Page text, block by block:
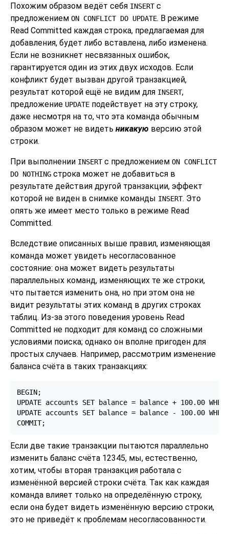
Похожим образом ведёт себя INSERTс
предложением ON CONFLICT DO UPDATE. В режиме
Read Committed каждая строка, предлагаемая для
добавления, будет либо вставлена, либо изменена.
Если не возникнет несвязанных ошибок,
гарантируется один из этих двух исходов. Если
конфликт будет вызван другой транзакцией,
результат которой ещё не видим для INSERT,
предложение UPDATE подействует на эту строку,
даже несмотря на то, что эта команда обычным
образом может не видеть никакую версию этой
строки.
При выполнении INSERTс предложением ON CONFLICT
DO NOTHING строка может не добавиться в
результате действия другой транзакции, эффект
которой не виден в снимке команды INSERT. Это
опять же имеет место только в режиме Read
Committed.
Вследствие описанных выше правил, изменяющая
команда может увидеть несогласованное
состояние: она может видеть результаты
параллельных команд, изменяющих те же строки,
что пытается изменить она, но при этом она не
видит результаты этих команд в других строках
таблиц. Из-за этого поведения уровень Read
Committed не подходит для команд со сложными
условиями поиска; однако он вполне пригоден для
простых случаев. Например, рассмотрим изменение
баланса счёта в таких транзакциях:
BEGIN;
UPDATE accounts SET balance = balance + 100.00
UPDATE accounts SET balance = balance - 100.00
Если две такие транзакции пытаются параллельно
изменить баланс счёта 12345, мы, естественно,
хотим, чтобы вторая транзакция работала с
изменённой версией строки счёта. Так как каждая
команда влияет только на определённую строку,
если она будет видеть изменённую версию строки,
это не приведёт к проблемам несогласованности.